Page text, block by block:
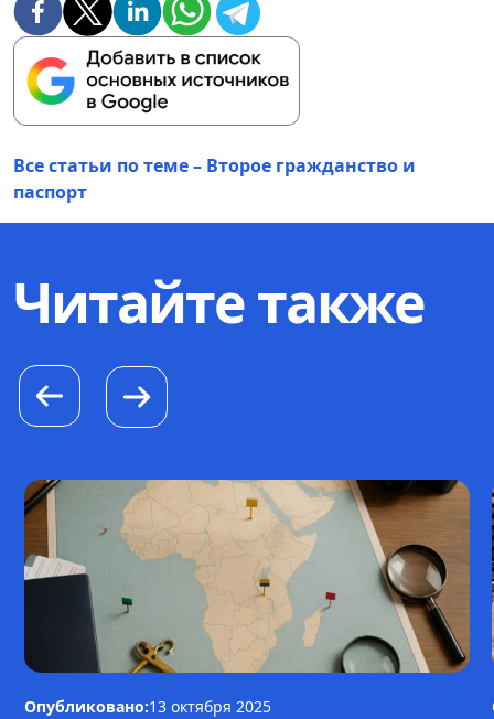
Все статьи по теме – Второе гражданство и
паспорт
Читайте также
Опубликовано:13 октября 2025